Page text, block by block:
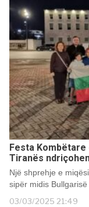
Festa Kombëtare
Tiranës
Një shprehje e
sipër midis Bullgarisë
03/03/2025 21:49